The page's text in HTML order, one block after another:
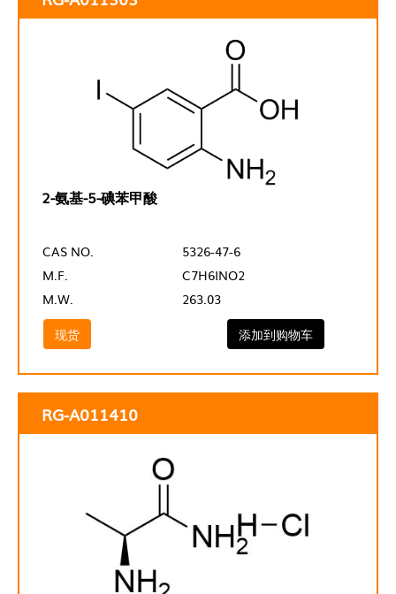
2-氨基-5-碘苯甲酸
CAS NO.
5326-47-6
M.F.
C7H6INO2
M.W.
263.03
现货
添加到购物车
RG-A011410